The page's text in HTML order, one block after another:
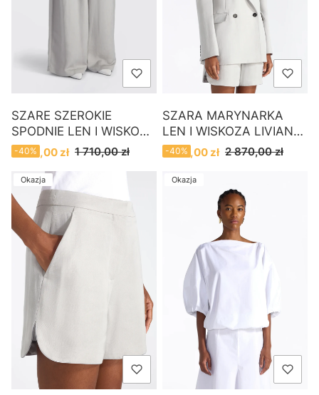
SZARE SZEROKIE
SPODNIE LEN I WISKOZA
LIVIANA CONTI
Cena promocyjna
1 030,00 zł 1 710,00 zł
-40%
SZARA MARYNARKA
LEN I WISKOZA LIVIANA
CONTI
Cena promocyjna
1 730,00 zł 2 870,00 zł
-40%
Okazja Okazja